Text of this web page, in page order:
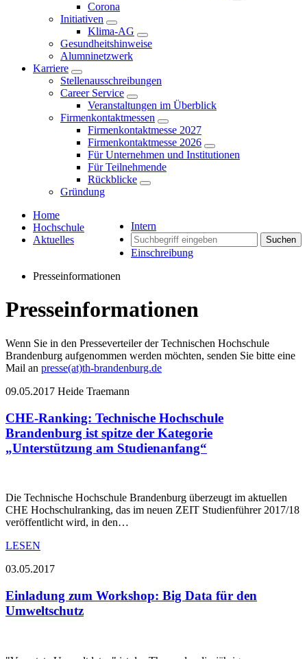
Corona
Initiativen
Klima-AG
Gesundheitshinweise
Alumninetzwerk
Karriere
Stellenausschreibungen
Career Service
Veranstaltungen im Überblick
Firmenkontaktmessen
Firmenkontaktmesse 2027
Firmenkontaktmesse 2026
Für Unternehmen und Institutionen
Für Teilnehmende
Rückblicke
Gründung
Intern
Suchen
Einschreibung
Home
Hochschule
Aktuelles
Presseinformationen
Presseinformationen
Wenn Sie in den Presseverteiler der Technischen Hochschule
Brandenburg aufgenommen werden möchten, senden Sie bitte eine
Mail an presse(at)th-brandenburg.de
09.05.2017 Heide Traemann
CHE-Ranking: Technische Hochschule
Brandenburg ist spitze der Kategorie
„Unterstützung am Studienanfang“
Die Technische Hochschule Brandenburg überzeugt im aktuellen
CHE Hochschulranking, das im neuen ZEIT Studienführer 2017/18
veröffentlicht wird, in den…
LESEN
03.05.2017
Einladung zum Workshop: Big Data für den
Umweltschutz